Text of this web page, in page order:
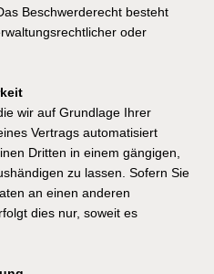
Beschwerderecht besteht
oder
wir auf Grundlage Ihrer
Vertrags automatisiert
Dritten in einem gängigen,
zu lassen. Sofern Sie
an einen anderen
dies nur, soweit es